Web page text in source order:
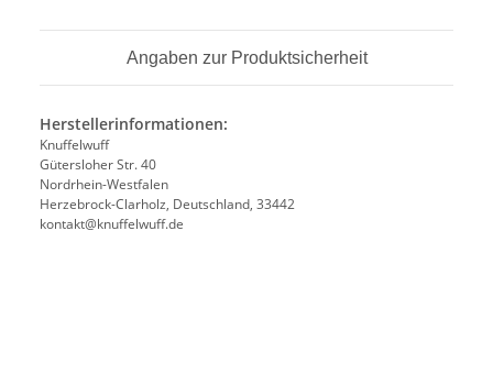
Angaben zur Produktsicherheit
Herstellerinformationen:
Knuffelwuff
Gütersloher Str. 40
Nordrhein-Westfalen
Herzebrock-Clarholz, Deutschland, 33442
kontakt@knuffelwuff.de